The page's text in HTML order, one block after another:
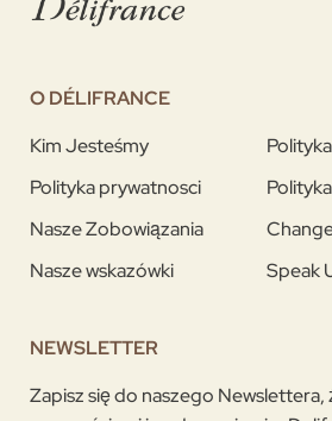
O DÉLIFRANCE
Kim Jesteśmy
Polityka prywatnosci
Nasze Zobowiązania
Nasze wskazówki
Speak
NEWSLETTER
Zapisz się do naszego